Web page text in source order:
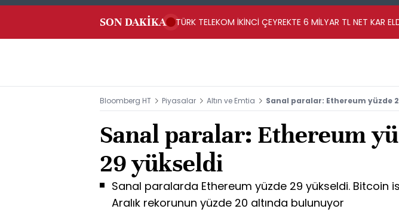
SON DAKİKA TÜRK TELEKOM İKİNCİ ÇEYREKTE 6 MİLYAR TL NET KAR
Bloomberg HT Piyasalar Altın ve Emtia Sanal paralar: Ethereum yüzde
Sanal paralar: Ethereum
29 yükseldi
Sanal paralarda Ethereum yüzde 29 yükseldi. Bitcoin
Aralık rekorunun yüzde 20 altında bulunuyor